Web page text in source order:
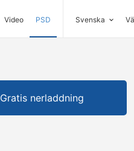
Video PSD Svenska
Gratis nerladdning